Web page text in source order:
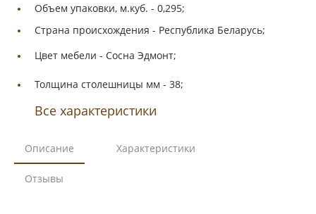
Объем упаковки, м.куб. - 0,295;
Страна происхождения - Республика Беларусь;
Цвет мебели - Сосна Эдмонт;
Толщина столешницы мм - 38;
Все характеристики
Описание Характеристики
Отзывы